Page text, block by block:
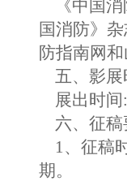
《中国消
国消防》
防指南网和
五、影展
展出时间
六、征稿
1、征稿
期。